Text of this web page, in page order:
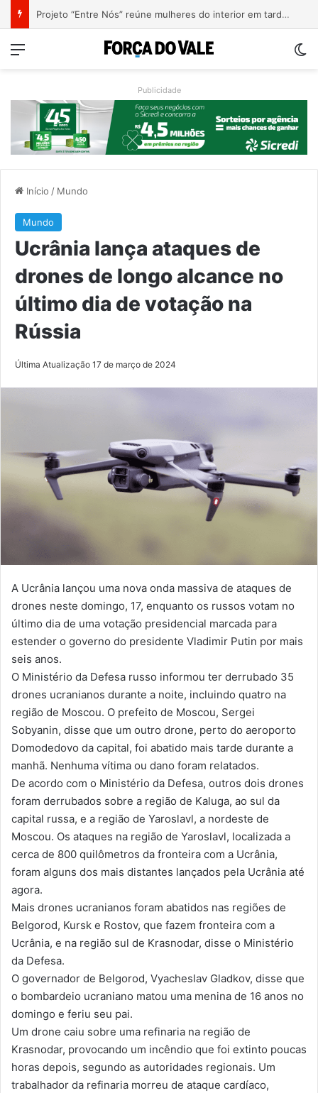
Causa Animal intensifica fiscalização de cavalos soltos e alerta tutores em Encantado
Menu
Publicidade
Início / Mundo
Mundo
Ucrânia lança ataques de
drones de longo alcance no
último dia de votação na
Rússia
Última Atualização 17 de março de 2024
A Ucrânia lançou uma nova onda massiva de ataques de
drones neste domingo, 17, enquanto os russos votam no
último dia de uma votação presidencial marcada para
estender o governo do presidente Vladimir Putin por mais
seis anos.
O Ministério da Defesa russo informou ter derrubado 35
drones ucranianos durante a noite, incluindo quatro na
região de Moscou. O prefeito de Moscou, Sergei
Sobyanin, disse que um outro drone, perto do aeroporto
Domodedovo da capital, foi abatido mais tarde durante a
manhã. Nenhuma vítima ou dano foram relatados.
De acordo com o Ministério da Defesa, outros dois drones
foram derrubados sobre a região de Kaluga, ao sul da
capital russa, e a região de Yaroslavl, a nordeste de
Moscou. Os ataques na região de Yaroslavl, localizada a
cerca de 800 quilômetros da fronteira com a Ucrânia,
foram alguns dos mais distantes lançados pela Ucrânia até
agora.
Mais drones ucranianos foram abatidos nas regiões de
Belgorod, Kursk e Rostov, que fazem fronteira com a
Ucrânia, e na região sul de Krasnodar, disse o Ministério
da Defesa.
O governador de Belgorod, Vyacheslav Gladkov, disse que
o bombardeio ucraniano matou uma menina de 16 anos no
domingo e feriu seu pai.
Um drone caiu sobre uma refinaria na região de
Krasnodar, provocando um incêndio que foi extinto poucas
horas depois, segundo as autoridades regionais. Um
trabalhador da refinaria morreu de ataque cardíaco,